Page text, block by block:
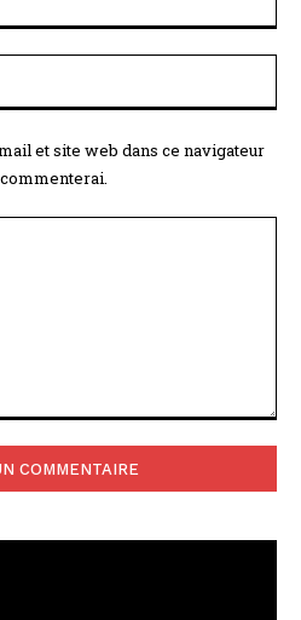
et site web dans ce navigateur